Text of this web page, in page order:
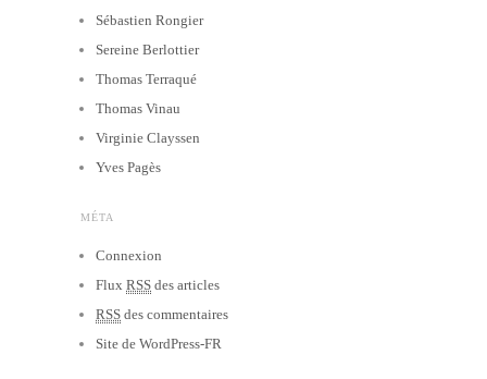
Sébastien Rongier
Sereine Berlottier
Thomas Terraqué
Thomas Vinau
Virginie Clayssen
Yves Pagès
MÉTA
Connexion
Flux RSS des articles
RSS des commentaires
Site de WordPress-FR